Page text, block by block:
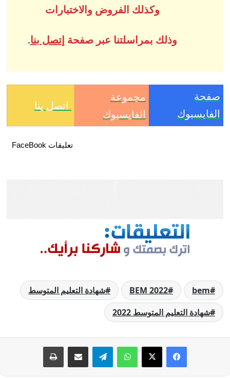
وكذلك الفروض والاختبارات
وذلك بمراسلتنا عبر صفحة إتصل بنا.
صفحة
الفايسبوك
مجموعة
الفايسبوك
اتصل بنا
تعليقات FaceBook
bem
BEM 2022
شهادة التعليم المتوسط
شهادة التعليم المتوسط 2022
فيسبوك
‫X واتسابتيلقراممشاركة عبر البريد طباعة